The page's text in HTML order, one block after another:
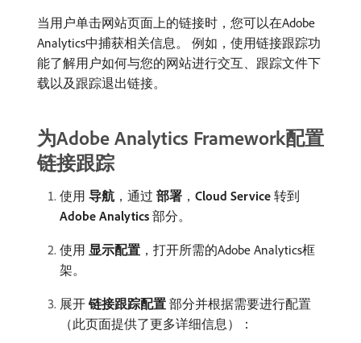
当用户单击网站页面上的链接时，您可以在Adobe
Analytics中捕获相关信息。 例如，使用链接跟踪功
能了解用户如何与您的网站进行交互、跟踪文件下
载以及跟踪退出链接。
为Adobe Analytics Framework配置
链接跟踪
使用​ 导航 ，通过​ 部署 ， Cloud Service ​转到​
Adobe Analytics ​部分。
使用​ 显示配置 ，打开所需的Adobe Analytics框
架。
展开​ 链接跟踪配置 ​部分并根据需要进行配置
（此页面提供了更多详细信息）：